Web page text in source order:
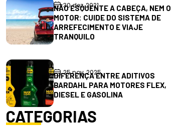
30 dez, 2021
NÃO ESQUENTE A CABEÇA, NEM O
MOTOR: CUIDE DO SISTEMA DE
ARREFECIMENTO E VIAJE
TRANQUILO
25 nov, 2025
DIFERENÇA ENTRE ADITIVOS
BARDAHL PARA MOTORES FLEX,
DIESEL E GASOLINA
CATEGORIAS